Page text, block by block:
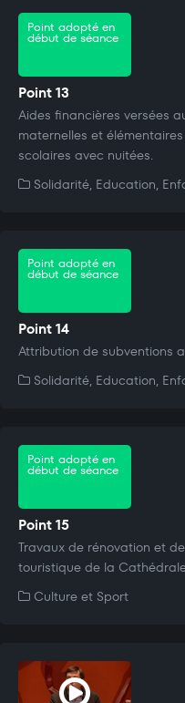
Point adopté en
début de séance
Point 13
Aides financières versées
maternelles et
scolaires avec nuitées.
Solidarité, Education,
Point adopté en
début de séance
Point 14
Attribution de subventions
Solidarité, Education,
Point adopté en
début de séance
Point 15
Travaux de rénovation et
touristique de la
Culture et Sport